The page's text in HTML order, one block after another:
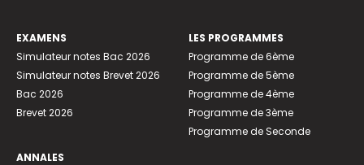
EXAMENS
Simulateur notes Bac 2026
Simulateur notes Brevet 2026
Bac 2026
Brevet 2026
ANNALES
LES PROGRAMMES
Programme de 6ème
Programme de 5ème
Programme de 4ème
Programme de 3ème
Programme de Seconde